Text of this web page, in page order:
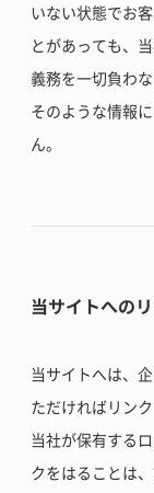
いない状態でお
とがあっても、
義務を一切負わ
そのような情報
ん。
当サイトへの
当サイトへは、
ただければリンク
当社が保有する
クをはることは